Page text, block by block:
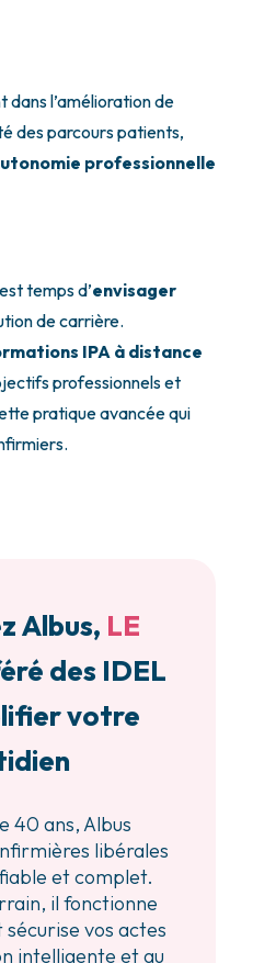
dans l’amélioration de
des parcours patients,
professionnelle
temps d’envisager
de carrière.
IPA à distance
professionnels et
pratique avancée qui
Albus, LE
des IDEL
votre
40 ans, Albus
libérales
et complet.
il fonctionne
vos actes
intelligente et au